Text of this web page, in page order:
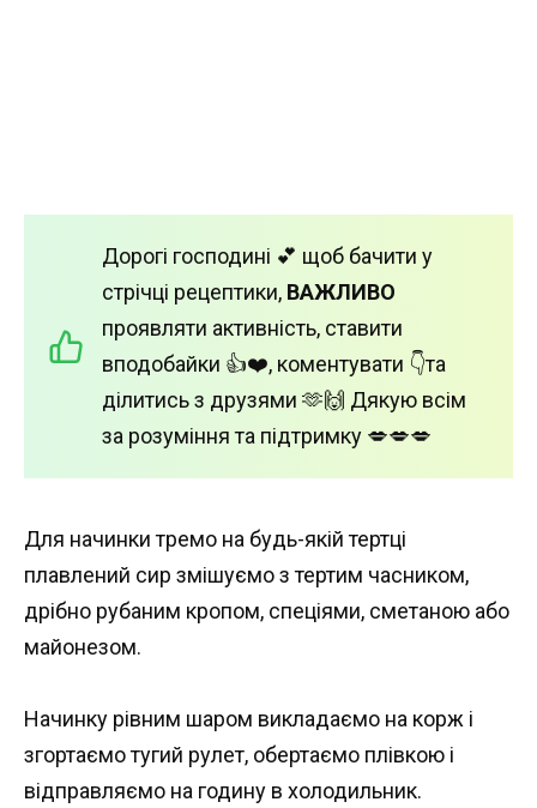
Дорогі господині 💕 щоб бачити у
стрічці рецептики, ВАЖЛИВО
проявляти активність, ставити
вподобайки 👍❤️, коментувати 👇та
ділитись з друзями 🫶🙌 Дякую всім
за розуміння та підтримку 💋💋💋
Для начинки тремо на будь-якій тертці
плавлений сир змішуємо з тертим часником,
дрібно рубаним кропом, спеціями, сметаною або
майонезом.
Начинку рівним шаром викладаємо на корж і
згортаємо тугий рулет, обертаємо плівкою і
відправляємо на годину в холодильник.